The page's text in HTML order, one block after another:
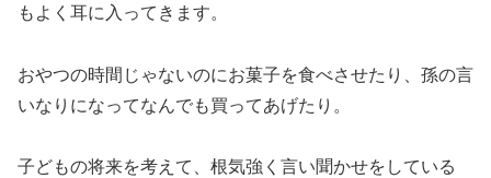
もよく耳に入ってきます。
おやつの時間じゃないのにお菓子を食べさせたり、孫の言
いなりになってなんでも買ってあげたり。
子どもの将来を考えて、根気強く言い聞かせをしている